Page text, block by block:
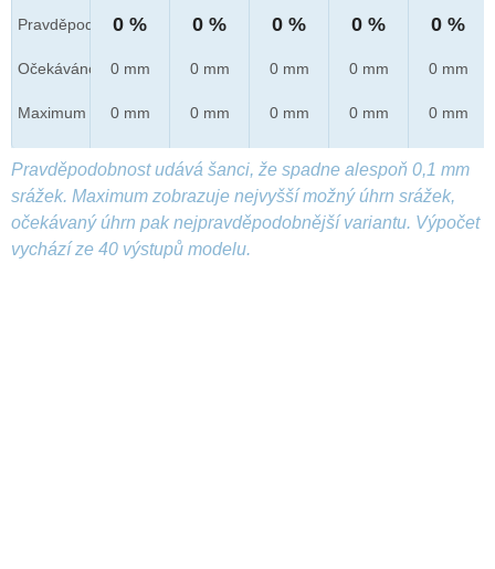
Pravděpod.
Očekáváno
Maximum
0 %
0 mm
0 mm
0 %
0 mm
0 mm
0 %
0 mm
0 mm
0 %
0 mm
0 mm
0 %
0 mm
0 mm
Pravděpodobnost udává šanci, že spadne alespoň 0,1 mm
srážek. Maximum zobrazuje nejvyšší možný úhrn srážek,
očekávaný úhrn pak nejpravděpodobnější variantu. Výpočet
vychází ze 40 výstupů modelu.